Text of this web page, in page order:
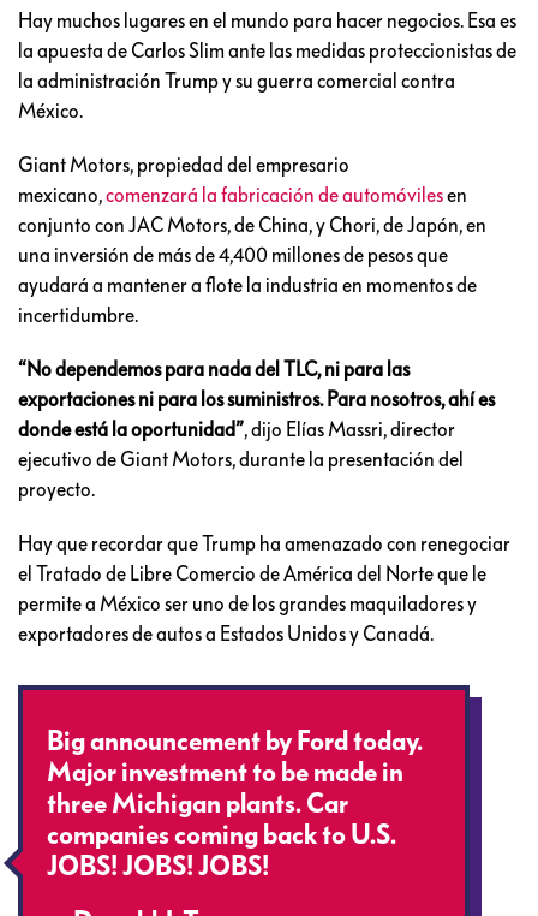
Hay muchos lugares en el mundo para hacer negocios. Esa es
la apuesta de Carlos Slim ante las medidas proteccionistas de
la administración Trump y su guerra comercial contra
México.
Giant Motors, propiedad del empresario
mexicano,comenzará la fabricación de automóvilesen
conjunto con JAC Motors, de China, y Chori, de Japón, en
una inversión de más de 4,400 millones de pesos que
ayudará a mantener a flote la industria en momentos de
incertidumbre.
“No dependemos para nada del TLC, ni para las
exportaciones ni para los suministros. Para nosotros, ahí es
donde está la oportunidad”, dijo Elías Massri, director
ejecutivo de Giant Motors, durante la presentación del
proyecto.
Hay que recordar que Trump ha amenazado con renegociar
el Tratado de Libre Comercio de América del Norte que le
permite a México ser uno de los grandes maquiladores y
exportadores de autos a Estados Unidos y Canadá.
Big announcement by Ford today.
Major investment to be made in
three Michigan plants. Car
companies coming back to U.S.
JOBS! JOBS! JOBS!